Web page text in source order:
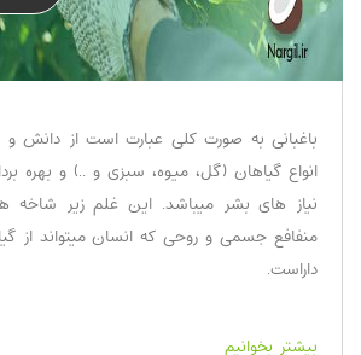
باغبانی به صورت کلی عبارت است از
انواع گیاهان (گل، میوه، سبزی و ..) و بهره
نیاز های بشر میباشد. این غلم زیر شاخه
منفافع جسمی و روحی که انسان میتواند از
داراست.
بیشتر بخوانیم